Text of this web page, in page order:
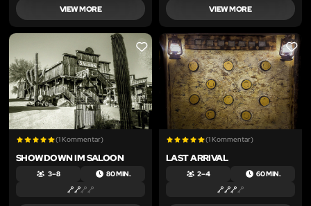
VIEW MORE VIEW MORE
LIKE
(1 Kommentar)
SHOWDOWN IM SALOON
3 – 8 80 MIN.
LIKE
(1 Kommentar)
LAST ARRIVAL
2 – 4 60 MIN.